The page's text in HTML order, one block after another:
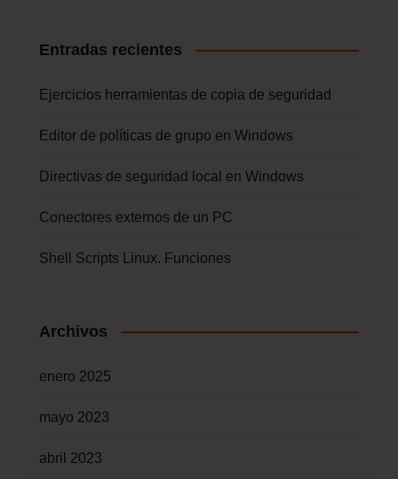
Entradas recientes
Ejercicios herramientas de copia de seguridad
Editor de políticas de grupo en Windows
Directivas de seguridad local en Windows
Conectores externos de un PC
Shell Scripts Linux. Funciones
Archivos
enero 2025
mayo 2023
abril 2023